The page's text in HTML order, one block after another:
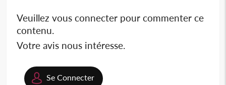
Veuillez vous connecter pour commenter ce
contenu.
Votre avis nous intéresse.
Se Connecter